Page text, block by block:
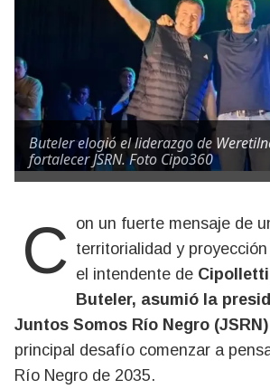
Buteler elogió el liderazgo de
fortalecer JSRN. Foto Cipo360
Con un fuerte mensaje de unidad, territorialidad y
el intendente de
Buteler, asumió la
Juntos Somos Río Negro (JSRN)
principal desafío comenzar a
Río Negro de 2035.